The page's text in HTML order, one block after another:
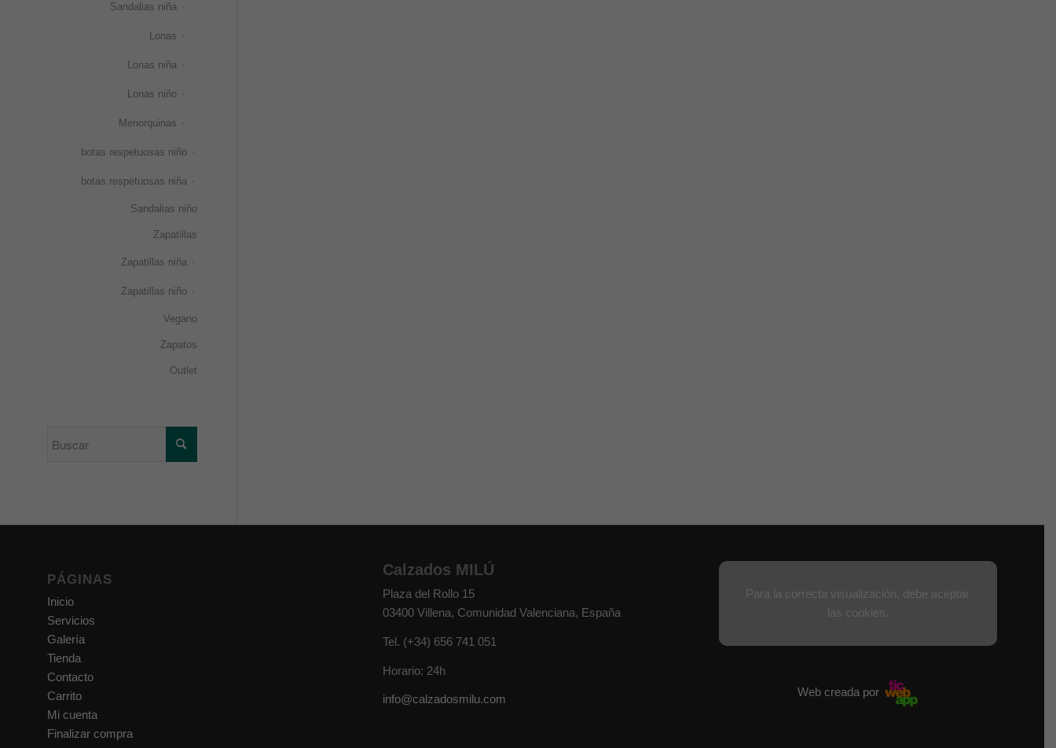
Sandalias niña
Lonas
Lonas niña
Lonas niño
Menorquinas
botas respetuosas niño
botas respetuosas niña
Sandalias niño
Zapatillas
Zapatillas niña
Zapatillas niño
Vegano
Zapatos
Outlet
PÁGINAS
Inicio
Servicios
Galería
Tienda
Contacto
Carrito
Mi cuenta
Finalizar compra
Calzados MILÚ
Plaza del Rollo 15
03400 Villena, Comunidad Valenciana, España
Tel. (+34) 656 741 051
Horario: 24h
info@calzadosmilu.com
Para la correcta visualización, debe aceptar
las cookies.
Web creada por